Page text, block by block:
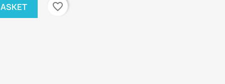
favorite_border